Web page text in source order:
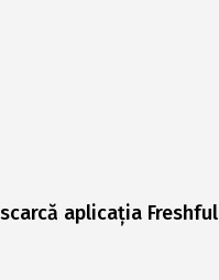
aplicația Freshful